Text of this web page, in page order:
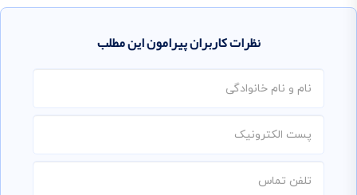
نظرات کاربران پیرامون این مطلب